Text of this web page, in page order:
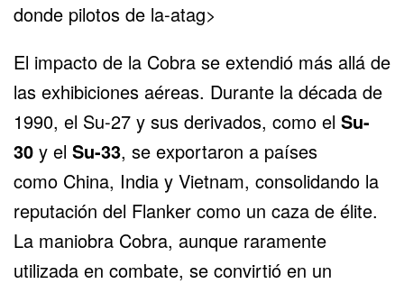
donde pilotos de la-atag>
El impacto de la Cobra se extendió más allá de
las exhibiciones aéreas. Durante la década de
1990, el Su-27 y sus derivados, como el Su-
30 y el Su-33, se exportaron a países
como China, India y Vietnam, consolidando la
reputación del Flanker como un caza de élite.
La maniobra Cobra, aunque raramente
utilizada en combate, se convirtió en un